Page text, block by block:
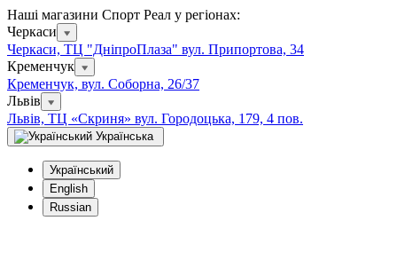
Наші магазини Спорт Реал у регіонах:
Черкаси
Черкаси, ТЦ "ДніпроПлаза" вул. Припортова, 34
Кременчук
Кременчук, вул. Соборна, 26/37
Львів
Львів, ТЦ «Скриня» вул. Городоцька, 179, 4 пов.
Українська
Український
English
Russian